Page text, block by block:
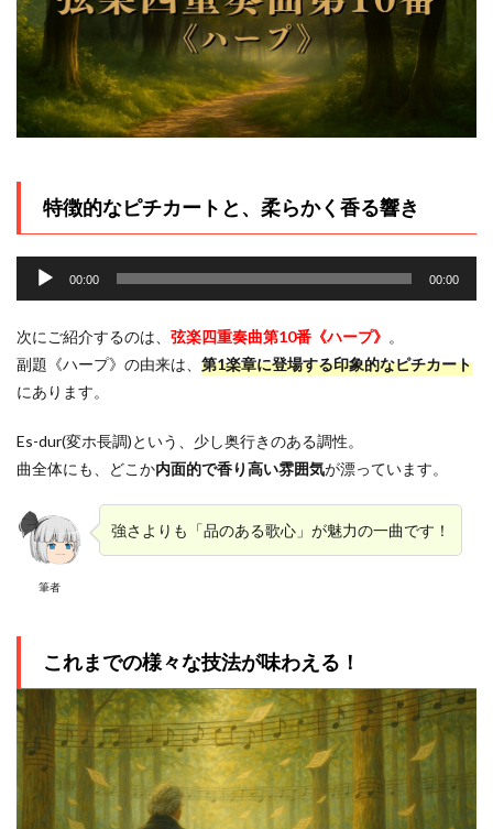
特徴的なピチカートと、柔らかく香る響き
プ
レ
ー
ヤ
00:00 00:00
次にご紹介するのは、 弦楽四重奏曲第10番《ハープ》 。
副題《ハープ》の由来は、 第1楽章に登場する印象的なピチカート
にあります。
Es-dur(変ホ長調)という、少し奥行きのある調性。
曲全体にも、どこか内面的で香り高い雰囲気が漂っています。
筆者
強さよりも「品のある歌心」が魅力の一曲です！
これまでの様々な技法が味わえる！